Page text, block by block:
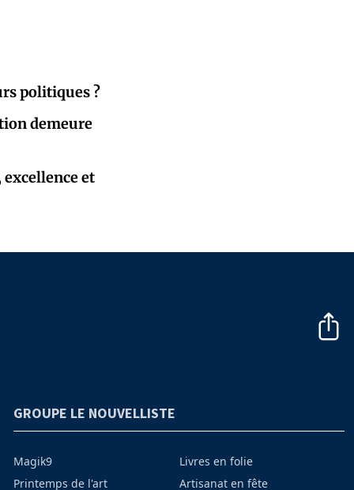
politiques ?
demeure
excellence et
GROUPE LE NOUVELLISTE
Magik9
Printemps de l'art
Livres en folie
Artisanat en fête